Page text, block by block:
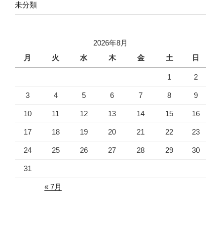
未分類
2026年8月
月
火 水 木 金 土 日
1 2
3 4 5 6 7 8 9
10 11 12 13 14 15 16
17 18 19 20 21 22 23
24 25 26 27 28 29 30
31
« 7月